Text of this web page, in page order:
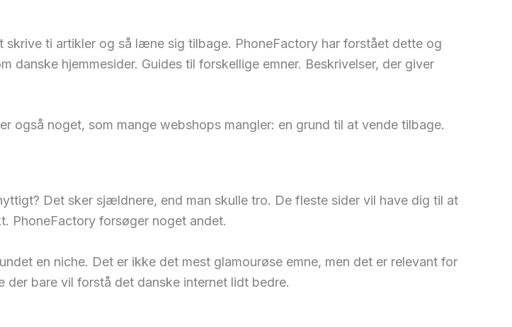
ti artikler og så læne sig tilbage. PhoneFactory har forstået dette og
hjemmesider. Guides til forskellige emner. Beskrivelser, der giver
også noget, som mange webshops mangler: en grund til at vende tilbage.
Det sker sjældnere, end man skulle tro. De fleste sider vil have dig til at
PhoneFactory forsøger noget andet.
en niche. Det er ikke det mest glamourøse emne, men det er relevant for
der bare vil forstå det danske internet lidt bedre.